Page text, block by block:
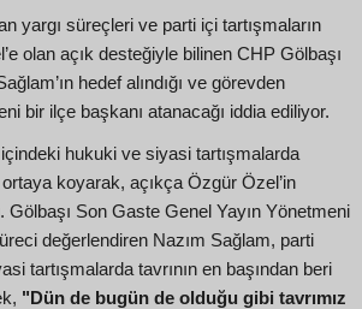
yargı süreçleri ve parti içi tartışmaların
olan açık desteğiyle bilinen CHP Gölbaşı
hedef alındığı ve görevden
bir ilçe başkanı atanacağı iddia ediliyor.
hukuki ve siyasi tartışmalarda
koyarak, açıkça Özgür Özel’in
Gölbaşı Son Gaste Genel Yayın Yönetmeni
değerlendiren Nazım Sağlam, parti
tartışmalarda tavrının en başından beri
"Dün de bugün de olduğu gibi tavrımız